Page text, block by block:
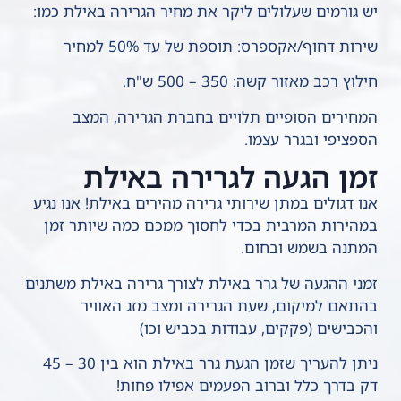
יש גורמים שעלולים ליקר את מחיר הגרירה באילת כמו:
שירות דחוף/אקספרס: תוספת של עד 50% למחיר
חילוץ רכב מאזור קשה: 350 – 500 ש"ח.
המחירים הסופיים תלויים בחברת הגרירה, המצב
הספציפי ובגרר עצמו.
זמן הגעה לגרירה באילת
אנו דגולים במתן שירותי גרירה מהירים באילת! אנו נגיע
במהירות המרבית בכדי לחסוך ממכם כמה שיותר זמן
המתנה בשמש ובחום.
זמני ההגעה של גרר באילת לצורך גרירה באילת משתנים
בהתאם למיקום, שעת הגרירה ומצב מזג האוויר
והכבישים (פקקים, עבודות בכביש וכו)
ניתן להעריך שזמן הגעת גרר באילת הוא בין 30 – 45
דק בדרך כלל וברוב הפעמים אפילו פחות!